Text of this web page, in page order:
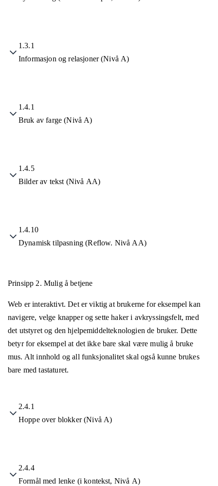
1.3.1
Informasjon og relasjoner (Nivå A)
1.4.1
Bruk av farge (Nivå A)
1.4.5
Bilder av tekst (Nivå AA)
1.4.10
Dynamisk tilpasning (Reflow. Nivå AA)
Prinsipp 2. Mulig å betjene
Web er interaktivt. Det er viktig at brukerne for eksempel kan
navigere, velge knapper og sette haker i avkryssingsfelt, med
det utstyret og den hjelpemiddelteknologien de bruker. Dette
betyr for eksempel at det ikke bare skal være mulig å bruke
mus. Alt innhold og all funksjonalitet skal også kunne brukes
bare med tastaturet.
2.4.1
Hoppe over blokker (Nivå A)
2.4.4
Formål med lenke (i kontekst, Nivå A)